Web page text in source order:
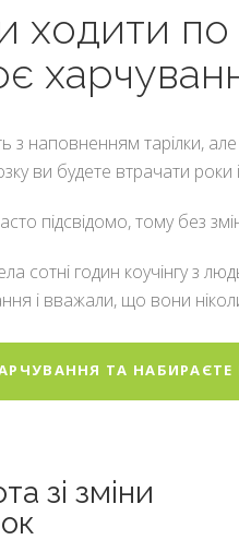
ходити
з наповненням тарілки, але
ви будете втрачати роки
підсвідомо, тому без
сотні годин коучінгу з
і вважали, що вони
ТА
зі зміни